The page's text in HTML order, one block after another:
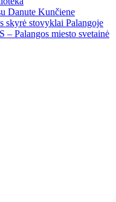
Danute Kunčiene
skyrė stovyklai Palangoje
Palangos miesto svetainė